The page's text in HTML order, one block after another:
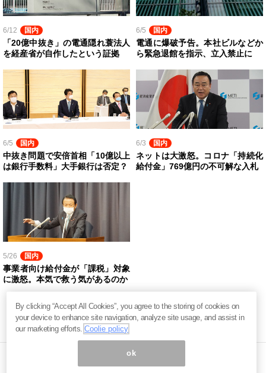
6/12 国内
「20億中抜き」の電通隠れ蓑法人
を経産省が自作したという証拠
6/5 国内
電通に爆破予告。本社ビルなどか
ら緊急退館を指示、立入禁止に
6/5 国内
中抜き問題で安倍首相「10億以上
は銀行手数料」大手銀行は否定？
6/3 国内
ネットは大激怒。コロナ「持続化
給付金」769億円の不可解な入札
5/26 国内
事業者向け給付金が「課税」対象
に激怒。本気で救う気があるのか
By clicking “Accept All Cookies”, you agree to the storing of cookies on
your device to enhance site navigation, analyze site usage, and assist in
our marketing efforts.Coolie policy
ok